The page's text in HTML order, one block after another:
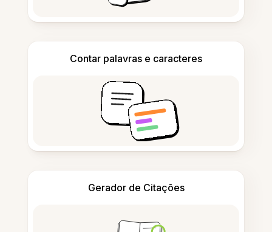
Contar palavras e caracteres
Gerador de Citações